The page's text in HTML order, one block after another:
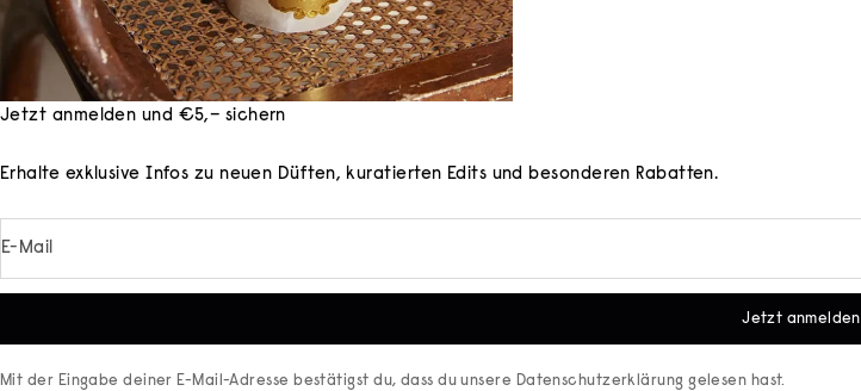
Jetzt anmelden und €5,– sichern
Erhalte exklusive Infos zu neuen Düften, kuratierten Edits und besonderen Rabatten.
E-Mail
Jetzt anmelden
Mit der Eingabe deiner E-Mail-Adresse bestätigst du, dass du unsere Datenschutzerklärung gelesen hast.